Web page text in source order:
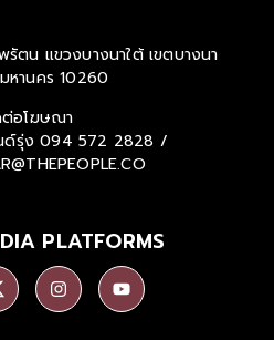
ตน แขวงบางนาใต้ เขตบางนา
หานคร 10260
อโฆษณา
ด์รุ่ง 094 572 2828 /
PLATFORMS